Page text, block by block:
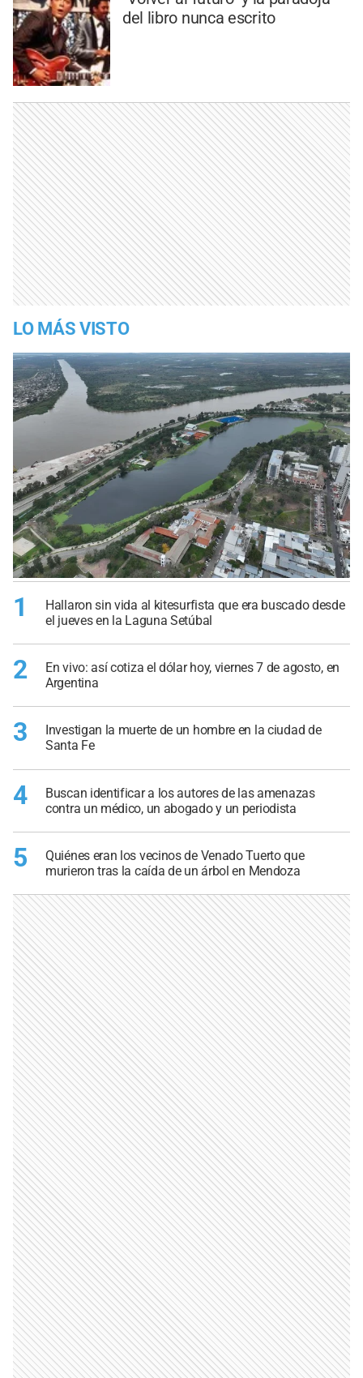
del libro nunca escrito
LO MÁS VISTO
1
Hallaron sin vida al kitesurfista que era buscado desde
el jueves en la Laguna Setúbal
2
En vivo: así cotiza el dólar hoy, viernes 7 de agosto, en
Argentina
3
Investigan la muerte de un hombre en la ciudad de
Santa Fe
4
Buscan identificar a los autores de las amenazas
contra un médico, un abogado y un periodista
5
Quiénes eran los vecinos de Venado Tuerto que
murieron tras la caída de un árbol en Mendoza